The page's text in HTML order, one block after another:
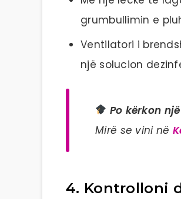
grumbullimin e
Ventilatori i
një solucion
Po kërkon
Mirë se vini në
4. Kontrolloni